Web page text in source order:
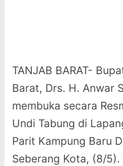
TANJAB BARAT-
Barat, Drs. H. Anwar
membuka secara
Undi Tabung di
Parit Kampung Baru
Seberang Kota, (8/5).